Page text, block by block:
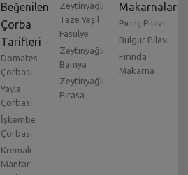
Beğenilen
Çorba
Tarifleri
Domates
Çorbası
Yayla
Çorbası
İşkembe
Çorbası
Kremalı
Mantar
Zeytinyağlı
Taze Yeşil
Fasulye
Zeytinyağlı
Bamya
Zeytinyağlı
Pırasa
Makarnalar
Pirinç Pilavı
Bulgur Pilavı
Fırında
Makarna